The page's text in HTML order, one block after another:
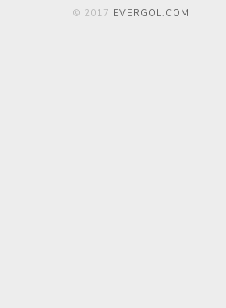
© 2017 EVERGOL.COM